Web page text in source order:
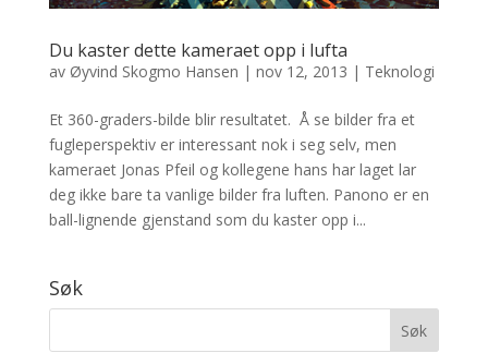
Du kaster dette kameraet opp i lufta
av Øyvind Skogmo Hansen | nov 12, 2013 | Teknologi
Et 360-graders-bilde blir resultatet. Å se bilder fra et
fugleperspektiv er interessant nok i seg selv, men
kameraet Jonas Pfeil og kollegene hans har laget lar
deg ikke bare ta vanlige bilder fra luften. Panono er en
ball-lignende gjenstand som du kaster opp i...
Søk